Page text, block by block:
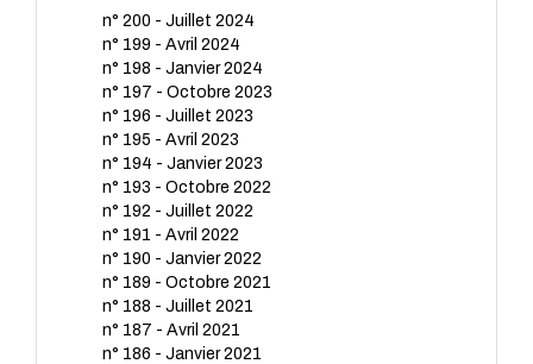
n° 200 - Juillet 2024
n° 199 - Avril 2024
n° 198 - Janvier 2024
n° 197 - Octobre 2023
n° 196 - Juillet 2023
n° 195 - Avril 2023
n° 194 - Janvier 2023
n° 193 - Octobre 2022
n° 192 - Juillet 2022
n° 191 - Avril 2022
n° 190 - Janvier 2022
n° 189 - Octobre 2021
n° 188 - Juillet 2021
n° 187 - Avril 2021
n° 186 - Janvier 2021